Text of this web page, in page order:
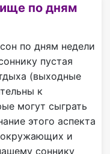
по дням
по дням недели
пустая
(выходные
к
могут сыграть
этого аспекта
и
соннику